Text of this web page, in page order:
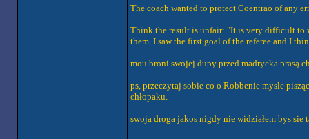
The coach wanted to protect Coentrao of any
Think the result is unfair: "It is very difficult to
them. I saw the first goal of the referee and I
mou broni swojej dupy przed madrycka prasą
ps, przeczytaj sobie co o Robbenie mysle
chłopaku.
swoja droga jakos nigdy nie widziałem bys sie